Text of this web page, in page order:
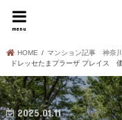
menu
HOME
マンション記事 神奈
ドレッセたまプラーザ プレイス
2025.01.11